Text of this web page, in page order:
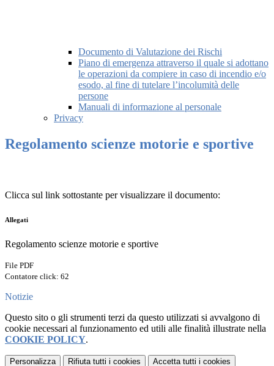
Documento di Valutazione dei Rischi
Piano di emergenza attraverso il quale si adottano
le operazioni da compiere in caso di incendio e/o
esodo, al fine di tutelare l’incolumità delle
persone
Manuali di informazione al personale
Privacy
Regolamento scienze motorie e sportive
Clicca sul link sottostante per visualizzare il documento:
Allegati
Regolamento scienze motorie e sportive
File PDF
Contatore click: 62
Notizie
Questo sito o gli strumenti terzi da questo utilizzati si avvalgono di
cookie necessari al funzionamento ed utili alle finalità illustrate nella
COOKIE POLICY.
Personalizza Rifiuta tutti i cookies Accetta tutti i cookies